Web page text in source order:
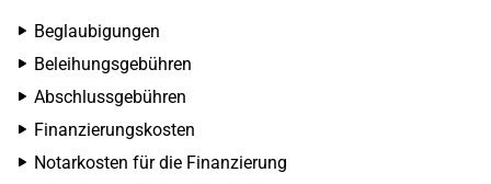
Beglaubigungen
Beleihungsgebühren
Abschlussgebühren
Finanzierungskosten
Notarkosten für die Finanzierung